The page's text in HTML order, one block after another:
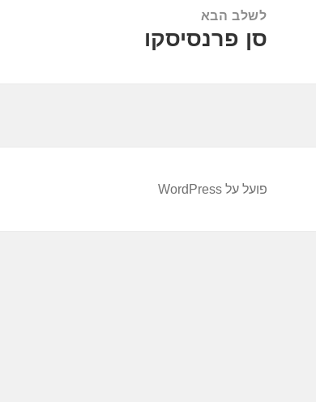
לשלב הבא
הפוסט
סן פרנסיסקו
פועל על WordPress